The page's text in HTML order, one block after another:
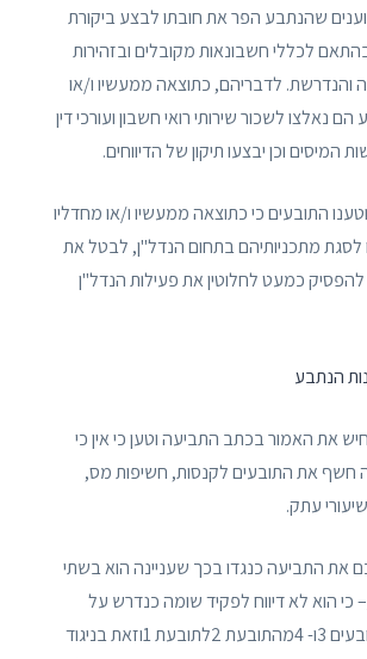
שהנתבע הפר את חובתו לבצע ביקורת
לכללי חשבונאות מקובלים ובזהירות
והנדרשת. לדבריהם, כתוצאה ממעשיו ו/או
נאלצו לשכור שירותי רואי חשבון ועורכי דין
המיסים וכן יבצעו תיקון של הדיווחים.
וטענו התובעים כי כתוצאה ממעשיו ו/או מחדליו
מתכניותיהם בתחום הנדל"ן, לבטל את
כמעט לחלוטין את פעילות הנדל"ן
את האמור בכתב התביעה וטען כי אין כי
חשף את התובעים לקנסות, חשיפות מס,
עתק.
את התביעה כנגדו בכך שעניינה הוא בשתי
– כי הוא לא דיווח לפקיד שומה כנדרש על
העברת מניות התובעים 3ו- 4מהתובעת 2לתובעת 1וזאת בניגוד